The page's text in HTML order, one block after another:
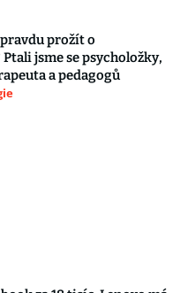
prožít o
jsme se psycholožky,
a pedagogů